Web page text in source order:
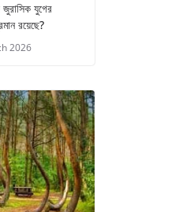
যুগের
রয়েছে?
2026